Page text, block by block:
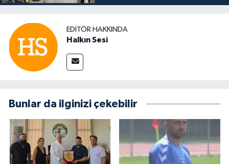
EDITÖR HAKKINDA
Halkın Sesi
Bunlar da ilginizi çekebilir